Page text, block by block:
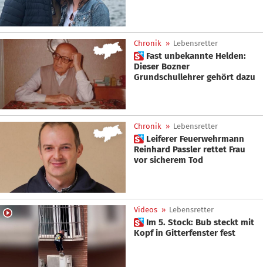
Chronik » Lebensretter
 Fast unbekannte Helden:
Dieser Bozner
Grundschullehrer gehört dazu
Chronik » Lebensretter
 Leiferer Feuerwehrmann
Reinhard Passler rettet Frau
vor sicherem Tod
Videos » Lebensretter
 Im 5. Stock: Bub steckt mit
Kopf in Gitterfenster fest